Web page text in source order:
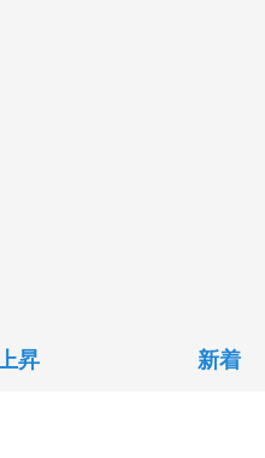
昇 新着